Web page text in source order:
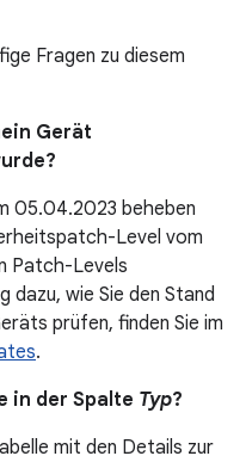
Fragen zu diesem
Gerät
05.04.2023 beheben
Level vom
Patch-Levels
dazu, wie Sie den Stand
prüfen, finden Sie im
.
in der Spalte Typ?
mit den Details zur